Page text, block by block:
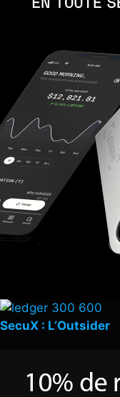
SecuX : L’Outsider